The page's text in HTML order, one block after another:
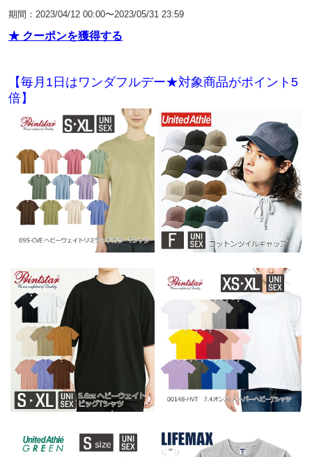
期間：2023/04/12 00:00〜2023/05/31 23:59
★ クーポンを獲得する
【毎月1日はワンダフルデー★対象商品がポイント5
倍】